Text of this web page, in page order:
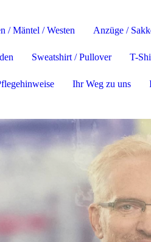
/ Mäntel / Westen Anzüge /
Sweatshirt / Pullover T-
Ihr Weg zu uns